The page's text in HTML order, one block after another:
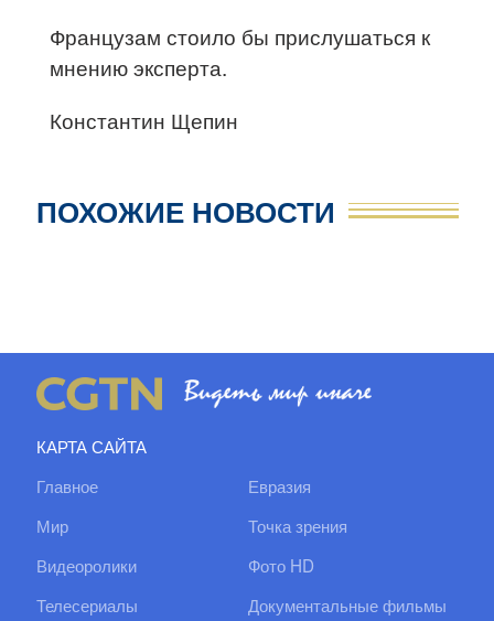
Французам стоило бы прислушаться к
мнению эксперта.
Константин Щепин
ПОХОЖИЕ НОВОСТИ
КАРТА САЙТА
Главное
Евразия
Мир
Точка зрения
Видеоролики
Фото HD
Телесериалы
Документальные фильмы